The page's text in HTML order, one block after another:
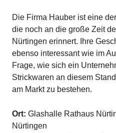
Die Firma Hauber ist eine
die noch an die große Zeit
Nürtingen erinnert. Ihre
ebenso interessant wie im
Frage, wie sich ein
Strickwaren an diesem
am Markt zu bestehen.
Ort: Glashalle Rathaus
Nürtingen